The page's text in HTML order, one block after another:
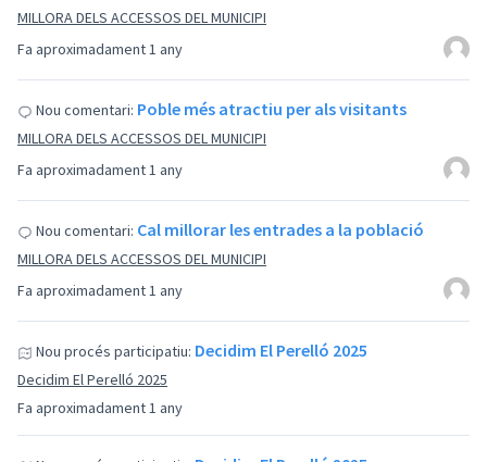
Fa aproximadament 1 any
MILLORA DELS ACCESSOS DEL MUNICIPI
Fa aproximadament 1 any
Nou comentari: Poble més atractiu per als visitants
MILLORA DELS ACCESSOS DEL MUNICIPI
Fa aproximadament 1 any
Nou comentari: Cal millorar les entrades a la població
MILLORA DELS ACCESSOS DEL MUNICIPI
Fa aproximadament 1 any
Nou procés participatiu: Decidim El Perelló 2025
Decidim El Perelló 2025